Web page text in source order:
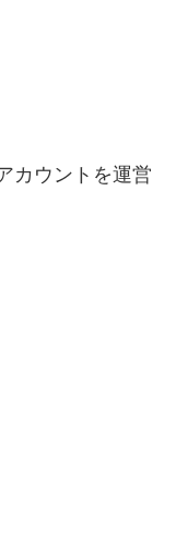
カウントを運営